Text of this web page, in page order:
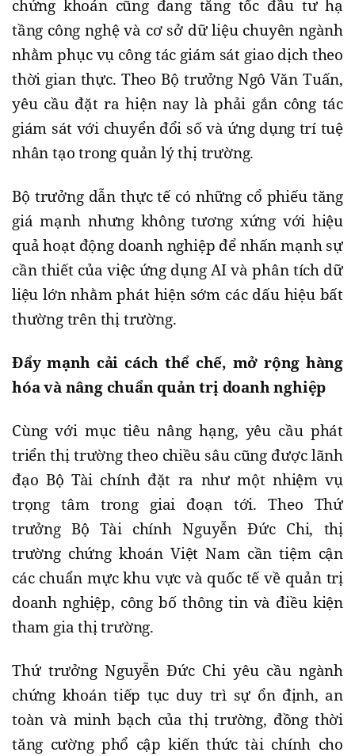
chứng khoán cũng đang tăng tốc đầu tư hạ
tầng công nghệ và cơ sở dữ liệu chuyên ngành
nhằm phục vụ công tác giám sát giao dịch theo
thời gian thực. Theo Bộ trưởng Ngô Văn Tuấn,
yêu cầu đặt ra hiện nay là phải gắn công tác
giám sát với chuyển đổi số và ứng dụng trí tuệ
nhân tạo trong quản lý thị trường.
Bộ trưởng dẫn thực tế có những cổ phiếu tăng
giá mạnh nhưng không tương xứng với hiệu
quả hoạt động doanh nghiệp để nhấn mạnh sự
cần thiết của việc ứng dụng AI và phân tích dữ
liệu lớn nhằm phát hiện sớm các dấu hiệu bất
thường trên thị trường.
Đẩy mạnh cải cách thể chế, mở rộng hàng
hóa và nâng chuẩn quản trị doanh nghiệp
Cùng với mục tiêu nâng hạng, yêu cầu phát
triển thị trường theo chiều sâu cũng được lãnh
đạo Bộ Tài chính đặt ra như một nhiệm vụ
trọng tâm trong giai đoạn tới. Theo Thứ
trưởng Bộ Tài chính Nguyễn Đức Chi, thị
trường chứng khoán Việt Nam cần tiệm cận
các chuẩn mực khu vực và quốc tế về quản trị
doanh nghiệp, công bố thông tin và điều kiện
tham gia thị trường.
Thứ trưởng Nguyễn Đức Chi yêu cầu ngành
chứng khoán tiếp tục duy trì sự ổn định, an
toàn và minh bạch của thị trường, đồng thời
tăng cường phổ cập kiến thức tài chính cho